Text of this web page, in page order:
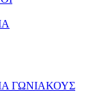
ΓΩΝΙΑΚΟΥΣ